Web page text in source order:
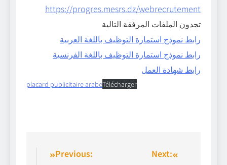
https://progres.mesrs.dz/webrecrutement
تجدون الملفات المرفقة التالية
رابط نموذج استمارة التوظيف باللغة العربية
رابط نموذج استمارة التوظيف باللغة الفرنسية
رابط شهادة العمل
placard publicitaire arabeTélécharger
Previous:
Next: